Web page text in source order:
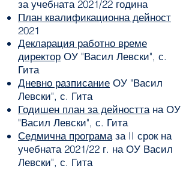
за учебната 2021/22 година
План квалификационна дейност
2021
Декларация работно време
директор ОУ "Васил Левски", с.
Гита
Дневно разписание ОУ "Васил
Левски", с. Гита
Годишен план за дейността на ОУ
"Васил Левски", с. Гита
Седмична програма за II срок на
учебната 2021/22 г. на ОУ Васил
Левски", с. Гита